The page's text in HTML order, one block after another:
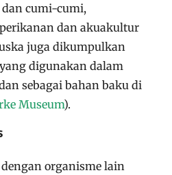
cumi-cumi,
dan akuakultur
juga dikumpulkan
digunakan dalam
sebagai bahan baku di
Museum)​.
organisme lain